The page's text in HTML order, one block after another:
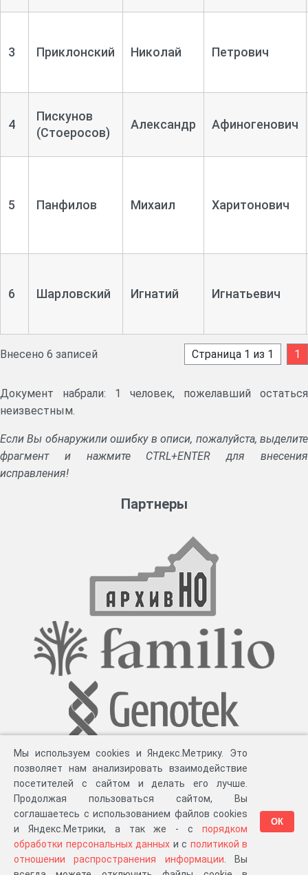
3 Приклонский Николай Петрович
4
Пискунов
(Стоеросов)
Александр Афиногенович
5 Панфилов Михаил Харитонович
6 Шарловский Игнатий Игнатьевич
Внесено 6 записей Страница 1 из 1 1
Документ набрали: 1 человек, пожелавший остаться
неизвестным.
Если Вы обнаружили ошибку в описи, пожалуйста, выделите
фрагмент и нажмите CTRL+ENTER для внесения
исправления!
Партнеры
Разработка компании «Великіе предки», 2023-2026 гг. Блог.Суть проекта
Персональные данные.Распространение информации.ЧаВО.Сборка 111.39
Мы используем cookies и Яндекс.Метрику. Это
позволяет нам анализировать взаимодействие
посетителей с сайтом и делать его лучше.
Продолжая пользоваться сайтом, Вы
соглашаетесь с использованием файлов cookies
и Яндекс.Метрики, а так же - с порядком
обработки персональных данных и с политикой в
отношении распространения информации . Вы
ОК